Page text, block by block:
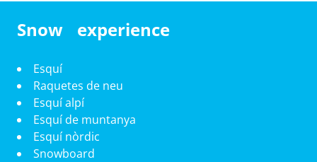
Snow experience
Esquí
Raquetes de neu
Esquí alpí
Esquí de muntanya
Esquí nòrdic
Snowboard